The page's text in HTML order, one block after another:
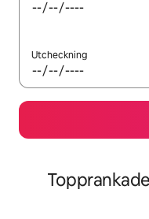
Utcheckning